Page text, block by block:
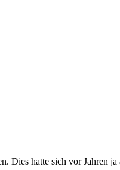
hatte sich vor Jahren